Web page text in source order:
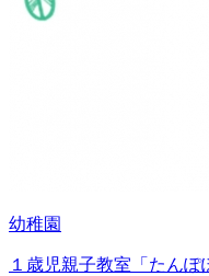
幼稚園
１歳児親子教室「たんぽ